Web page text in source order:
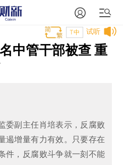
试听
T中
中管干部被查 重
委副主任肖培表示，反腐败
遏增量有力有效。只要存在
件，反腐败斗争就一刻不能